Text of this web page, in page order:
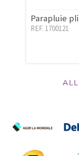
Parapluie
REF. 1700121